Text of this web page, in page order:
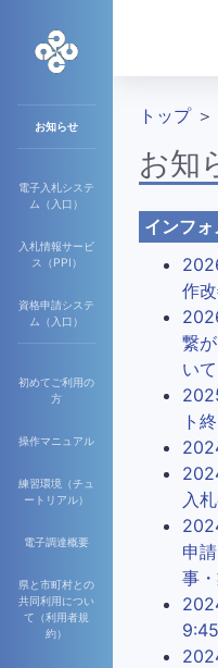
お知らせ
電子入札システ
ム（入口）
入札情報サービ
ス（PPI）
資格申請システ
ム（入口）
初めてご利用の
方
操作マニュアル
練習環境（チュ
ートリアル）
電子調達概要
県と市町村との
共同利用につい
て（利用者規
約）
トップ＞
お知
インフ
作
繋
いて
ト
入
申
事・